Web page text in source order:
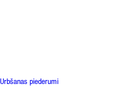
Urbšanas piederumi